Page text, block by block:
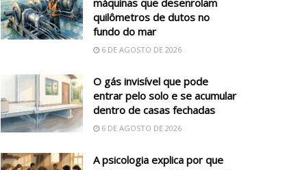
quilômetros de dutos no
fundo do mar
6 DE AGOSTO DE 2026
O gás invisível que pode
entrar pelo solo e se acumular
dentro de casas fechadas
6 DE AGOSTO DE 2026
A psicologia explica por que